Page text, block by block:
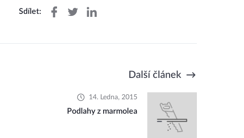
Sdílet:
Další článek
14. Ledna, 2015
Podlahy z marmolea